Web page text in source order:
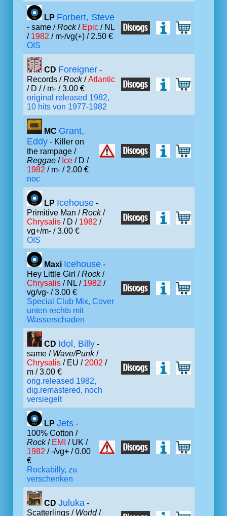
LP Forbert, Steve
- same /Rock/ Epic / NL
/ 1982 / m-/vg(+) / 2.50 €
OIS
CD Foreigner -
Records /Rock/Atlantic
/ D // m- / 3.00 €
original released 1982,
10 hits von 1977-1982
MC Grant,
Eddy - Killer on
the rampage /
Reggae / Ice / D /
1982 / m- / 2.00 €
noc
LP Icehouse -
Primitive Man /Rock/
Chrysalis / D / 1982 /
vg+/m- / 3.00 €
OIS
Maxi Icehouse -
Hey Little Girl /Rock/
Chrysalis / NL / 1982 /
vg/vg- / 3.00 €
Special Club Mix, Cover
unten rechts mit
Wasserschaden
CD Idol, Billy -
same / Wave/Punk/
Chrysalis / EU / 2002 /
m / 3.00 €
orig.released 1982,
dig.remastered, noch
versiegelt
LP Jets -
100% Cotton /
Rock/ EMI / UK /
1982 / -/vg+ / 0.00
€
Rockabilly, zu
verschenken
CD Juluka -
Scatterlings / World/